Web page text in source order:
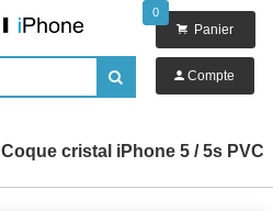

0
 Panier
 Compte
Coque cristal iPhone 5 / 5s PVC